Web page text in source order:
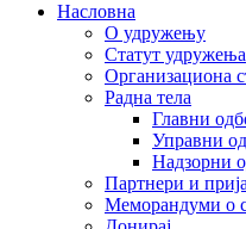
Насловна
О удружењу
Статут удружења
Организациона
Радна тела
Главни
Управни
Надзорни
Партнери и
Меморандуми о